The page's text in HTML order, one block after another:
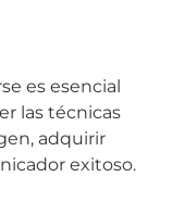
es esencial
las técnicas
adquirir
exitoso.